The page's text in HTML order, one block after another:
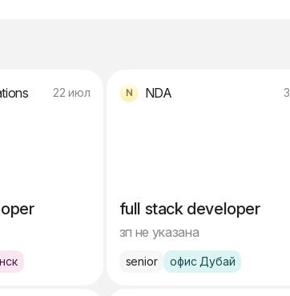
22 июл NDA
full stack developer
зп не указана
senior офис Дубай